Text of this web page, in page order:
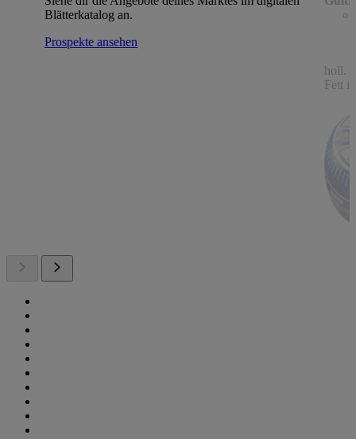
Blätterkatalog an.
Prospekte ansehen
holl.
Fett